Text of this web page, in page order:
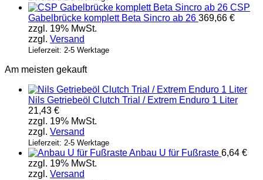
CSP
Gabelbrücke komplett Beta Sincro ab 26 369,66 €
zzgl. 19% MwSt.
zzgl. Versand
Lieferzeit: 2-5 Werktage
Am meisten gekauft
Nils Getriebeöl Clutch Trial / Extrem Enduro 1 Liter
21,43 €
zzgl. 19% MwSt.
zzgl. Versand
Lieferzeit: 2-5 Werktage
Anbau U für Fußraste 6,64 €
zzgl. 19% MwSt.
zzgl. Versand